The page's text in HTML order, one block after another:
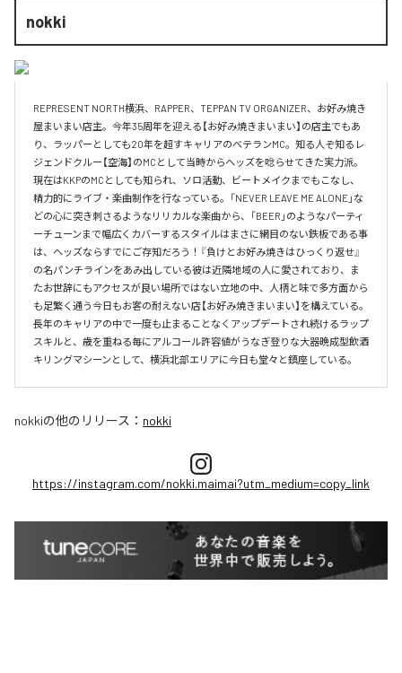
nokki
REPRESENT NORTH横浜、RAPPER、TEPPAN TV ORGANIZER、お好み焼き
屋まいまい店主。今年35周年を迎える【お好み焼きまいまい】の店主でもあ
り、ラッパーとしても20年を超すキャリアのベテランMC。知る人ぞ知るレ
ジェンドクルー【空海】のMCとして当時からヘッズを唸らせてきた実力派。
現在はKKPのMCとしても知られ、ソロ活動、ビートメイクまでもこなし、
精力的にライブ・楽曲制作を行なっている。「NEVER LEAVE ME ALONE」な
どの心に突き刺さるようなリリカルな楽曲から、「BEER」のようなパーティ
ーチューンまで幅広くカバーするスタイルはまさに網目のない鉄板である事
は、ヘッズならすでにご存知だろう！『負けとお好み焼きはひっくり返せ』
の名パンチラインをあみ出している彼は近隣地域の人に愛されており、ま
たお世辞にもアクセスが良い場所ではない立地の中、人柄と味で多方面から
も足繁く通う今日もお客の耐えない店【お好み焼きまいまい】を構えている。
長年のキャリアの中で一度も止まることなくアップデートされ続けるラップ
スキルと、歳を重ねる毎にアルコール許容値がうなぎ登りな大器晩成型飲酒
キリングマシーンとして、横浜北部エリアに今日も堂々と鎮座している。
nokkiの他のリリース： nokki
https://instagram.com/nokki.maimai?utm_medium=copy_link